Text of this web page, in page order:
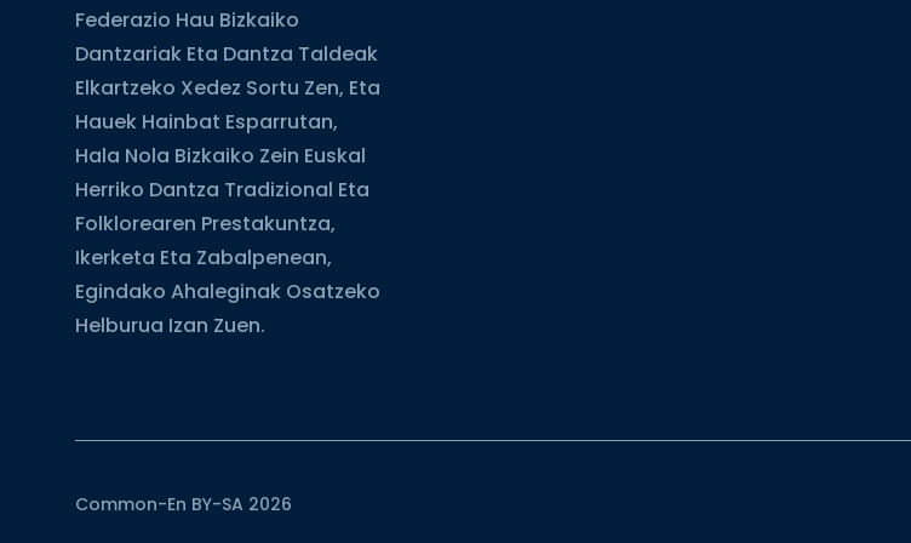
Federazio Hau Bizkaiko
Dantzariak Eta Dantza Taldeak
Elkartzeko Xedez Sortu Zen, Eta
Hauek Hainbat Esparrutan,
Hala Nola Bizkaiko Zein Euskal
Herriko Dantza Tradizional Eta
Folklorearen Prestakuntza,
Ikerketa Eta Zabalpenean,
Egindako Ahaleginak Osatzeko
Helburua Izan Zuen.
Common-En BY-SA 2026